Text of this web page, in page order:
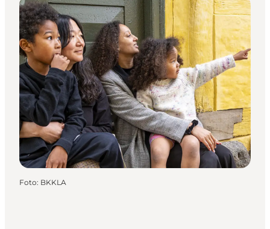
Foto: BKKLA